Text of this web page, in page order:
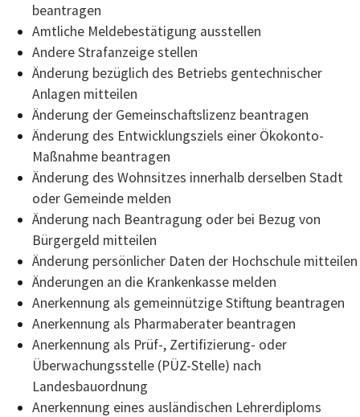
beantragen
Amtliche Meldebestätigung ausstellen
Andere Strafanzeige stellen
Änderung bezüglich des Betriebs gentechnischer
Anlagen mitteilen
Änderung der Gemeinschaftslizenz beantragen
Änderung des Entwicklungsziels einer Ökokonto-
Maßnahme beantragen
Änderung des Wohnsitzes innerhalb derselben Stadt
oder Gemeinde melden
Änderung nach Beantragung oder bei Bezug von
Bürgergeld mitteilen
Änderung persönlicher Daten der Hochschule mitteilen
Änderungen an die Krankenkasse melden
Anerkennung als gemeinnützige Stiftung beantragen
Anerkennung als Pharmaberater beantragen
Anerkennung als Prüf-, Zertifizierung- oder
Überwachungsstelle (PÜZ-Stelle) nach
Landesbauordnung
Anerkennung eines ausländischen Lehrerdiploms